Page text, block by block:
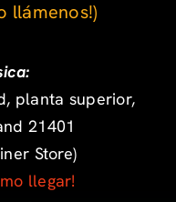
llámenos!)
planta superior,
21401
Store)
llegar!